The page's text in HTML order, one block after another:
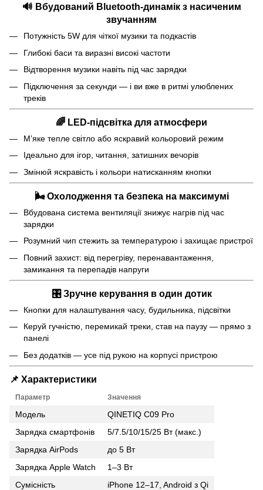
🔊 Вбудований Bluetooth-динамік з насиченим
звучанням
Потужність 5W для чіткої музики та подкастів
Глибокі баси та виразні високі частоти
Відтворення музики навіть під час зарядки
Підключення за секунди — і ви вже в ритмі улюблених
треків
🌈 LED-підсвітка для атмосфери
М’яке тепле світло або яскравий кольоровий режим
Ідеально для ігор, читання, затишних вечорів
Змінюй яскравість і кольори натисканням кнопки
🌬️Охолодження та безпека на максимумі
Вбудована система вентиляції знижує нагрів під час
зарядки
Розумний чип стежить за температурою і захищає пристрої
Повний захист: від перегріву, перенавантаження,
замикання та перепадів напруги
🎛️ Зручне керування в один дотик
Кнопки для налаштування часу, будильника, підсвітки
Керуй гучністю, перемикай треки, став на паузу — прямо з
панелі
Без додатків — усе під рукою на корпусі пристрою
📌 Характеристики
Параметр Значення
Модель
QINETIQ C09 Pro
Зарядка смартфонів
5/7.5/10/15/25 Вт (макс.)
Зарядка AirPods
до 5 Вт
Зарядка Apple Watch
1–3 Вт
Сумісність
iPhone 12–17, Android з Qi